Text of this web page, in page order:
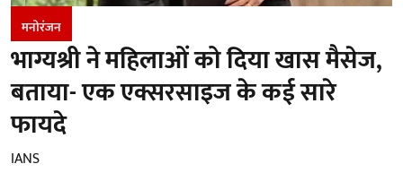
मनोरंजन
भाग्यश्री ने महिलाओं को दिया खास मैसेज,
बताया- एक एक्सरसाइज के कई सारे
फायदे
IANS